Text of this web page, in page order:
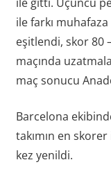
ile farkı
eşitlendi, skor 80
maçında
maç sonucu
Barcelona
takımın en skorer
kez yenildi.